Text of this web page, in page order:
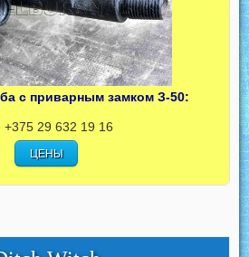
с приварным замком З-50:
+375 29 632 19 16
ЦЕНЫ